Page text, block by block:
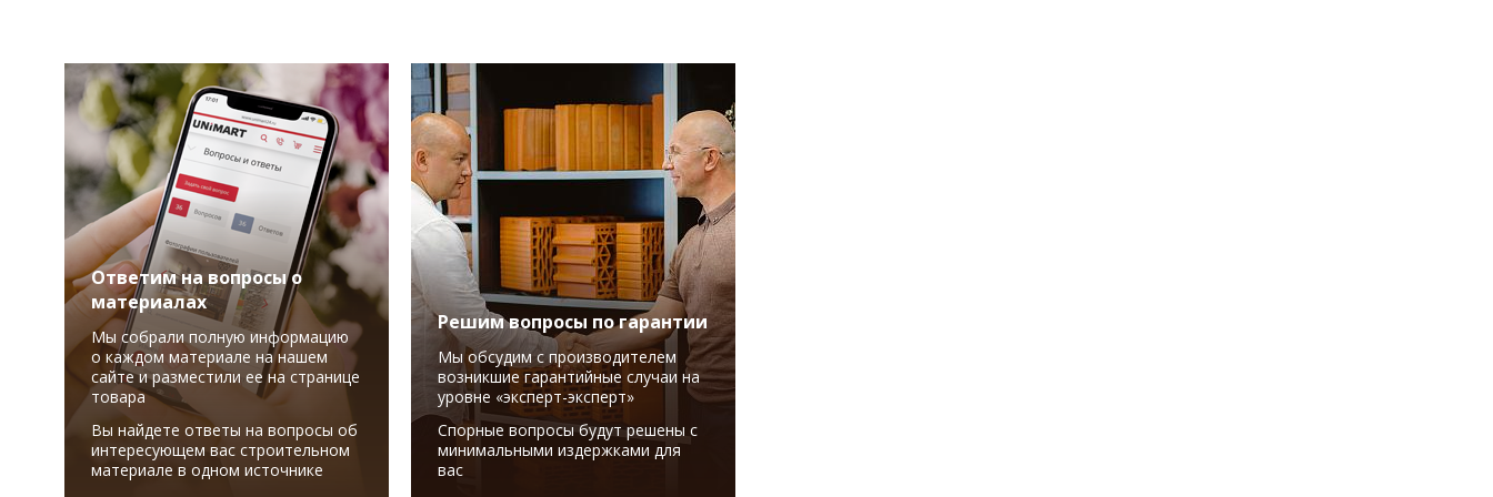
Ответим на вопросы о
материалах
Мы собрали полную информацию
о каждом материале на нашем
сайте и разместили ее на странице
товара
Вы найдете ответы на вопросы об
интересующем вас строительном
материале в одном источнике
Решим вопросы по гарантии
Мы обсудим с производителем
возникшие гарантийные случаи на
уровне «эксперт-эксперт»
Спорные вопросы будут решены с
минимальными издержками для
вас